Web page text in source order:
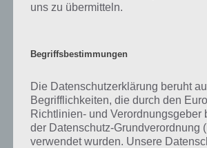
eselchen8 hat nach zwei Lösungen gefragt.
uns zu übermitteln.
Begriffsbestimmungen
Die Datenschutzerklärung beruht
Begrifflichkeiten, die durch den
Richtlinien- und Verordnungsgeber
der Datenschutz-Grundverordnung
verwendet wurden. Unsere